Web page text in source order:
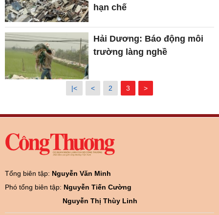
hạn chế
Hải Dương: Báo động môi
trường làng nghề
|< < 2 3 >
Tổng biên tập: Nguyễn Văn Minh
Phó tổng biên tập: Nguyễn Tiến Cường
Nguyễn Thị Thùy Linh